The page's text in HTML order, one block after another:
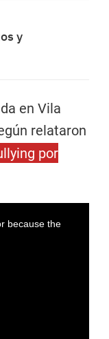
y
en Vila
relataron
por